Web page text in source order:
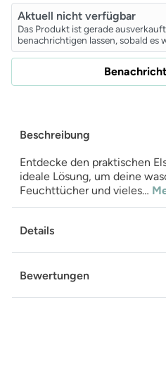
Aktuell nicht verfügbar
Das Produkt ist gerade
benachrichtigen lassen, sobald es
Beschreibung
Entdecke den praktischen
ideale Lösung, um deine
Feuchttücher und vieles…
Details
Bewertungen